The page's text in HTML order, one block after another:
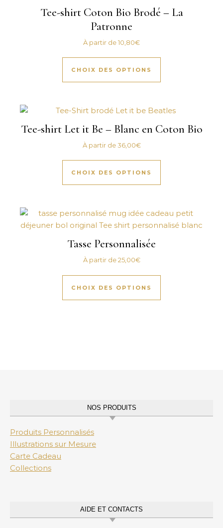
Tee-shirt Coton Bio Brodé – La
Patronne
À partir de10,80€
CHOIX DES OPTIONS
Ce produit a
Tee-shirt Let it Be – Blanc en Coton Bio
À partir de36,00€
CHOIX DES OPTIONS
Ce produit a
Tasse Personnalisée
À partir de25,00€
CHOIX DES OPTIONS
Ce produit a
NOS PRODUITS
Produits Personnalisés
Illustrations sur Mesure
Carte Cadeau
Collections
AIDE ET CONTACTS